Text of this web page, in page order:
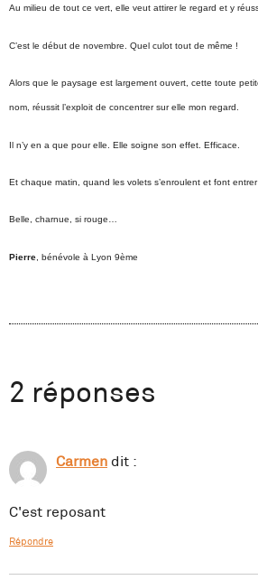
Au milieu de tout ce vert, elle veut attirer le regard et y
C’est le début de novembre. Quel culot tout de même !
Alors que le paysage est largement ouvert, cette toute
nom, réussit l’exploit de concentrer sur elle mon regard.
Il n’y en a que pour elle. Elle soigne son effet. Efficace.
Et chaque matin, quand les volets s’enroulent et font entrer
Belle, charnue, si rouge…
Pierre , bénévole à Lyon 9ème
2 réponses
Carmen dit :
C'est reposant
Répondre